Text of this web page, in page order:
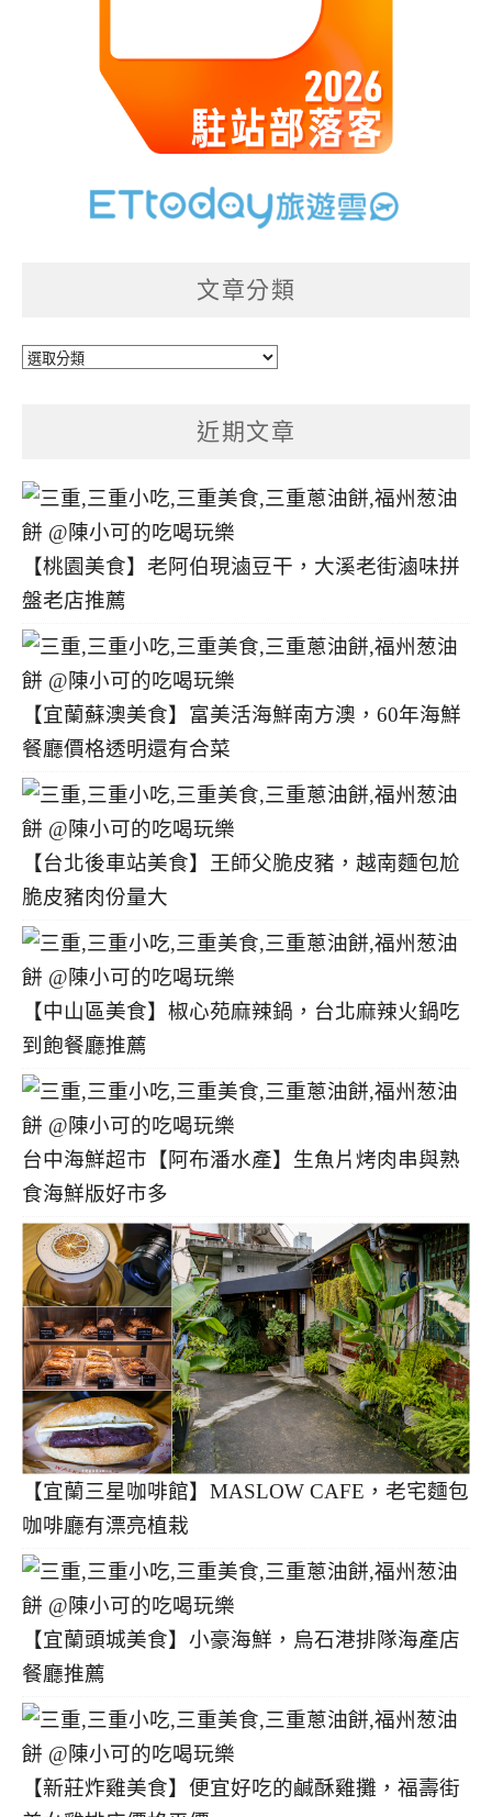
文章分類
文
近期文章
【桃園美食】老阿伯現滷豆干，大溪老街滷味拼
盤老店推薦
【宜蘭蘇澳美食】富美活海鮮南方澳，60年海鮮
餐廳價格透明還有合菜
【台北後車站美食】王師父脆皮豬，越南麵包尬
脆皮豬肉份量大
【中山區美食】椒心苑麻辣鍋，台北麻辣火鍋吃
到飽餐廳推薦
台中海鮮超市【阿布潘水產】生魚片烤肉串與熟
食海鮮版好市多
【宜蘭三星咖啡館】MASLOW CAFE，老宅麵包
咖啡廳有漂亮植栽
【宜蘭頭城美食】小豪海鮮，烏石港排隊海產店
餐廳推薦
【新莊炸雞美食】便宜好吃的鹹酥雞攤，福壽街